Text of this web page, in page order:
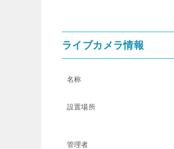
ライブカメラ情報
名称
設置場所
管理者